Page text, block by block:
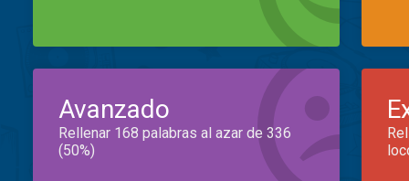
Avanzado
Rellenar 168 palabras al azar de 336
(50%)